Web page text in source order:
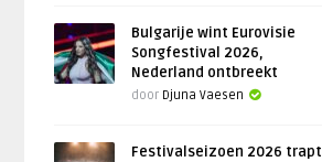
Bulgarije wint Eurovisie
Songfestival 2026,
Nederland ontbreekt
door Djuna Vaesen
Festivalseizoen 2026 trapt